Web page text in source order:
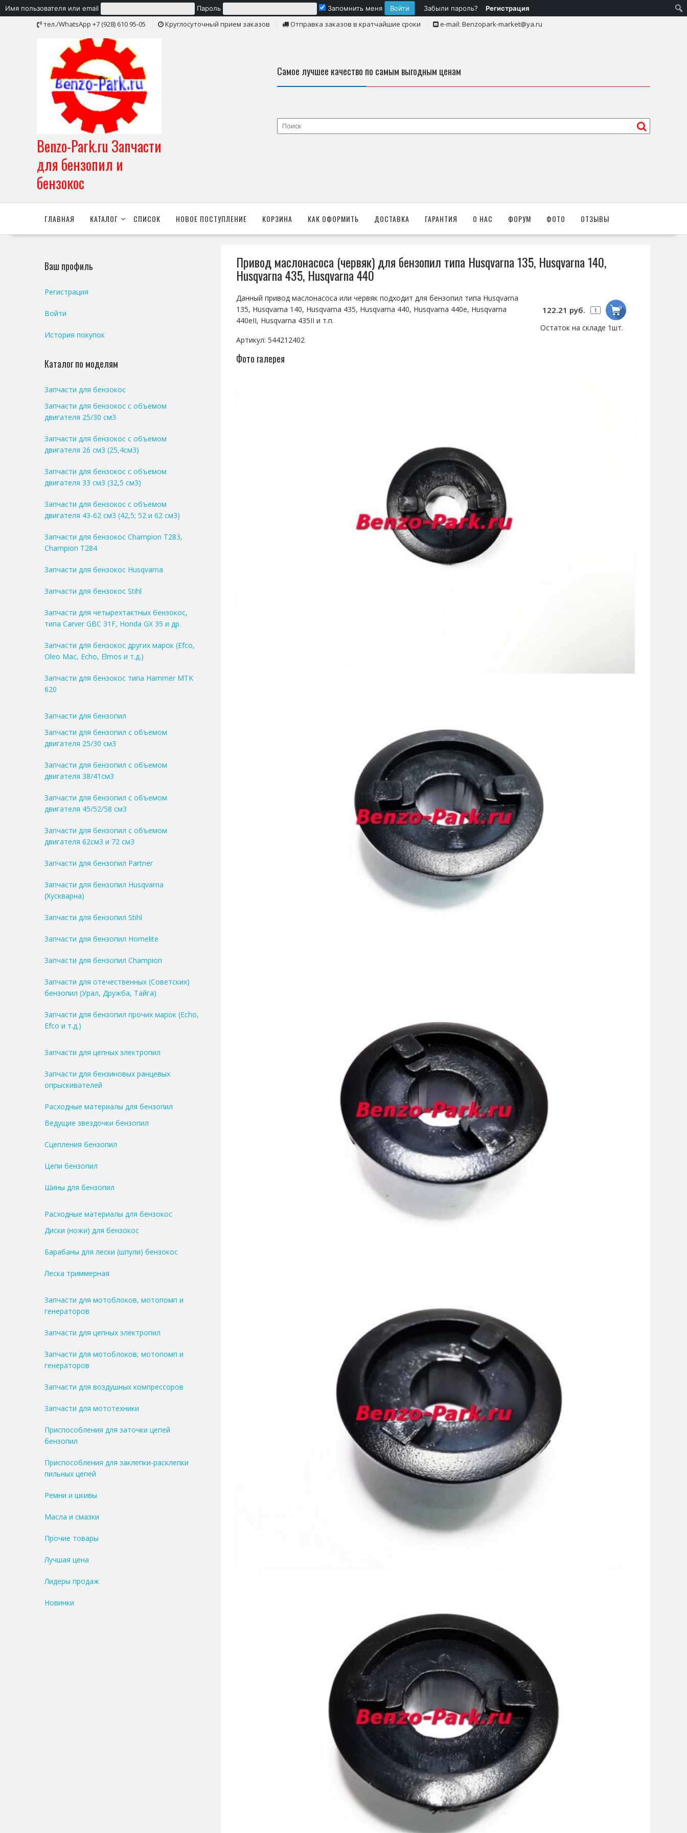
Имя пользователя или email Пароль Запомнить меня Забыли пароль? Регистрация
тел./WhatsApp +7 (928) 610 95-05 Круглосуточный прием заказов Отправка заказов в кратчайшие сроки e-mail: Benzopark-market@ya.ru
Benzo-Park.ru Запчасти
для бензопил и
бензокос
Самое лучшее качество по самым выгодным ценам
ГЛАВНАЯ КАТАЛОГ СПИСОК НОВОЕ ПОСТУПЛЕНИЕ КОРЗИНА КАК ОФОРМИТЬ ДОСТАВКА ГАРАНТИЯ О НАС ФОРУМ ФОТО ОТЗЫВЫ
Привод маслонасоса (червяк) для бензопил типа Husqvarna 135, Husqvarna 140,
Husqvarna 435, Husqvarna 440
122.21 руб.
Остаток на складе 1шт.
Данный привод маслонасоса или червяк подходит для бензопил типа Husqvarna
135, Husqvarna 140, Husqvarna 435, Husqvarna 440, Husqvarna 440e, Husqvarna
440eII, Husqvarna 435II и т.п.
Артикул: 544212402
Фото галерея
Ваш профиль
Регистрация
Войти
История покупок
Каталог по моделям
Запчасти для бензокос
Запчасти для бензокос с объемом
двигателя 25/30 см3
Запчасти для бензокос с объемом
двигателя 26 см3 (25,4см3)
Запчасти для бензокос с объемом
двигателя 33 см3 (32,5 см3)
Запчасти для бензокос с объемом
двигателя 43-62 см3 (42,5; 52 и 62 см3)
Запчасти для бензокос Champion T283,
Champion T284
Запчасти для бензокос Husqvarna
Запчасти для бензокос Stihl
Запчасти для четырехтактных бензокос,
типа Carver GBC 31F, Honda GX 35 и др.
Запчасти для бензокос других марок (Efco,
Oleo Mac, Echo, Elmos и т.д.)
Запчасти для бензокос типа Hammer MTK
620
Запчасти для бензопил
Запчасти для бензопил с объемом
двигателя 25/30 см3
Запчасти для бензопил с объемом
двигателя 38/41см3
Запчасти для бензопил с объемом
двигателя 45/52/58 см3
Запчасти для бензопил с объемом
двигателя 62см3 и 72 см3
Запчасти для бензопил Partner
Запчасти для бензопил Husqvarna
(Хускварна)
Запчасти для бензопил Stihl
Запчасти для бензопил Homelite
Запчасти для бензопил Champion
Запчасти для отечественных (Советских)
бензопил (Урал, Дружба, Тайга)
Запчасти для бензопил прочих марок (Echo,
Efco и т.д.)
Запчасти для цепных электропил
Запчасти для бензиновых ранцевых
опрыскивателей
Расходные материалы для бензопил
Ведущие звездочки бензопил
Сцепления бензопил
Цепи бензопил
Шины для бензопил
Расходные материалы для бензокос
Диски (ножи) для бензокос
Барабаны для лески (шпули) бензокос
Леска триммерная
Запчасти для мотоблоков, мотопомп и
генераторов
Запчасти для цепных электропил
Запчасти для мотоблоков, мотопомп и
генераторов
Запчасти для воздушных компрессоров
Запчасти для мототехники
Приспособления для заточки цепей
бензопил
Приспособления для заклепки-расклепки
пильных цепей
Ремни и шкивы
Масла и смазки
Прочие товары
Лучшая цена
Лидеры продаж
Новинки